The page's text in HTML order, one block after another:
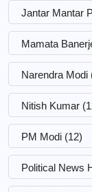
Jantar Mantar
Mamata
Narendra Modi
Nitish Kumar
PM Modi (12)
Political News